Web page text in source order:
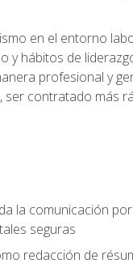
en el entorno
hábitos de
profesional y
contratado más
la comunicación
seguras
redacción de